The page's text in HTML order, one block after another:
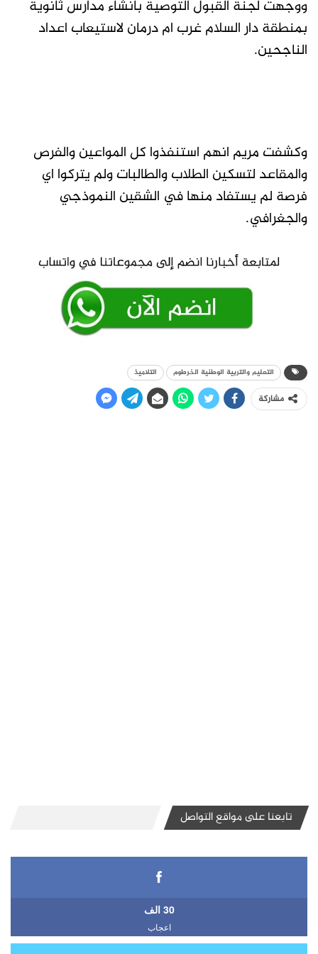
ووجهت لجنة القبول التوصية بانشاء مدارس ثانوية
بمنطقة دار السلام غرب ام درمان لاستيعاب اعداد
الناجحين.
وكشفت مريم انهم استنفذوا كل المواعين والفرص
والمقاعد لتسكين الطلاب والطالبات ولم يتركوا اي
فرصة لم يستفاد منها في الشقين النموذجي
والجغرافي.
التعليم والتربية الوطنية الخرطوم التلاميذ
مشاركة
تابعنا على مواقع التواصل
30 الف
اعجاب